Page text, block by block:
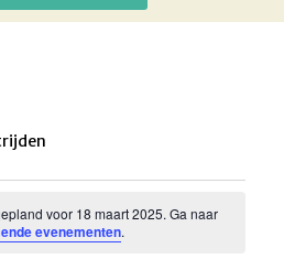
voor 18 maart 2025. Ga naar
evenementen.